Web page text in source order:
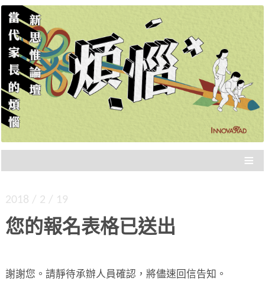
新思惟論壇：當代家長的
煩惱
新思惟策展，品質保證，不浪費你的時間，直接
分享重點。年度大課，報名從速！
≡
2018 / 2 / 19
您的報名表格已送出
謝謝您。請靜待承辦人員確認，將儘速回信告知。